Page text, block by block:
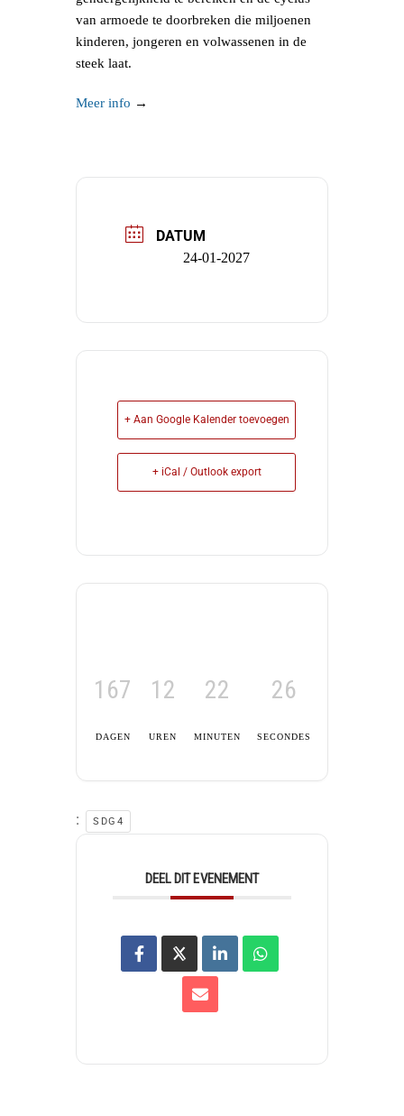
van armoede te doorbreken die miljoenen
kinderen, jongeren en volwassenen in de
steek laat.
Meer info →
DATUM
24-01-2027
+ Aan Google Kalender toevoegen
+ iCal / Outlook export
167
DAGEN
12
UREN
22
MINUTEN
25
SECONDES
: SDG4
DEEL DIT EVENEMENT